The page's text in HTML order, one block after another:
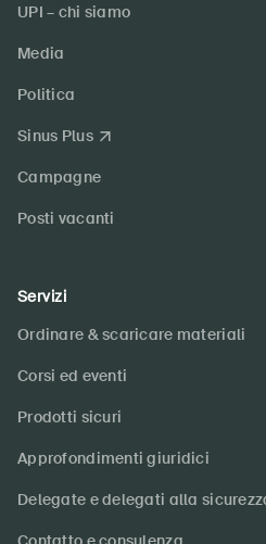
UPI – chi siamo
Media
Politica
Sinus Plus
Campagne
Posti vacanti
Servizi
Ordinare & scaricare materiali
Corsi ed eventi
Prodotti sicuri
Approfondimenti giuridici
Delegate e delegati alla